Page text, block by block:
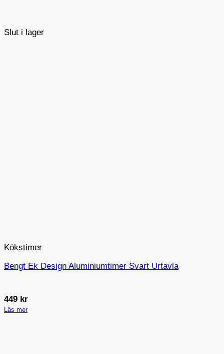
Slut i lager
Kökstimer
Bengt Ek Design Aluminiumtimer Svart Urtavla
449 kr
Läs mer